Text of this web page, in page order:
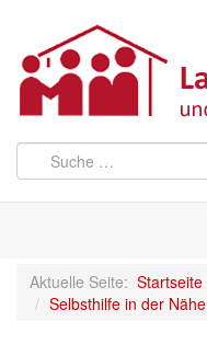
Aktuelle Seite: Startseite
Selbsthilfe in der Nähe